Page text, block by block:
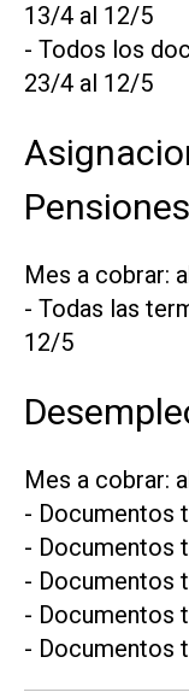
13/4 al 12/5
- Todos los
23/4 al 12/5
Mes a cobrar:
- Todas las
12/5
Mes a cobrar:
- Documentos
- Documentos
- Documentos
- Documentos
- Documentos